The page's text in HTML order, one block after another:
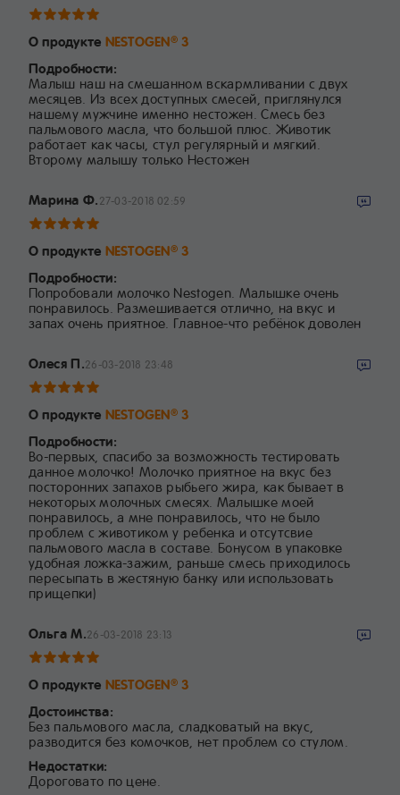
О продукте NESTOGEN®3
Подробности:
Малыш наш на смешанном вскармливании с двух
месяцев. Из всех доступных смесей, приглянулся
нашему мужчине именно нестожен. Смесь без
пальмового масла, что большой плюс. Животик
работает как часы, стул регулярный и мягкий.
Второму малышу только Нестожен
Марина Ф.27-03-2018 02:59
О продукте NESTOGEN®3
Подробности:
Попробовали молочко Nestogen. Малышке очень
понравилось. Размешивается отлично, на вкус и
запах очень приятное. Главное-что ребёнок доволен
Олеся П.26-03-2018 23:48
О продукте NESTOGEN®3
Подробности:
Во-первых, спасибо за возможность тестировать
данное молочко! Молочко приятное на вкус без
посторонних запахов рыбьего жира, как бывает в
некоторых молочных смесях. Малышке моей
понравилось, а мне понравилось, что не было
проблем с животиком у ребенка и отсутсвие
пальмового масла в составе. Бонусом в упаковке
удобная ложка-зажим, раньше смесь приходилось
пересыпать в жестяную банку или использовать
прищепки)
Ольга М.26-03-2018 23:13
О продукте NESTOGEN®3
Достоинства:
Без пальмового масла, сладковатый на вкус,
разводится без комочков, нет проблем со стулом.
Недостатки:
Дороговато по цене.